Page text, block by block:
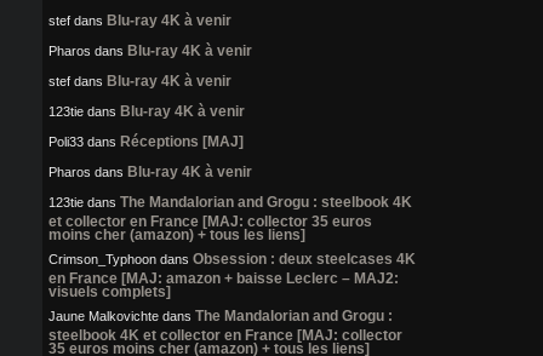
stef dans Blu-ray 4K à venir
Pharos dans Blu-ray 4K à venir
stef dans Blu-ray 4K à venir
123tie dans Blu-ray 4K à venir
Poli33 dans Réceptions [MAJ]
Pharos dans Blu-ray 4K à venir
123tie dans The Mandalorian and Grogu : steelbook 4K
et collector en France [MAJ: collector 35 euros
moins cher (amazon) + tous les liens]
Crimson_Typhoon dans Obsession : deux steelcases 4K
en France [MAJ: amazon + baisse Leclerc – MAJ2:
visuels complets]
Jaune Malkovichte dans The Mandalorian and Grogu :
steelbook 4K et collector en France [MAJ: collector
35 euros moins cher (amazon) + tous les liens]